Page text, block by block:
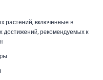
растений, включенные в
достижений, рекомендуемых к